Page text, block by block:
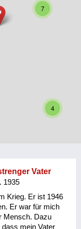
7
4
Vater
1935
Krieg. Er ist 1946
Er war für mich
Mensch. Dazu
mein Vater